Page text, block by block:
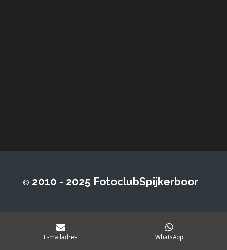
© 2010 - 2025 FotoclubSpijkerboor
E-mailadres WhatsApp